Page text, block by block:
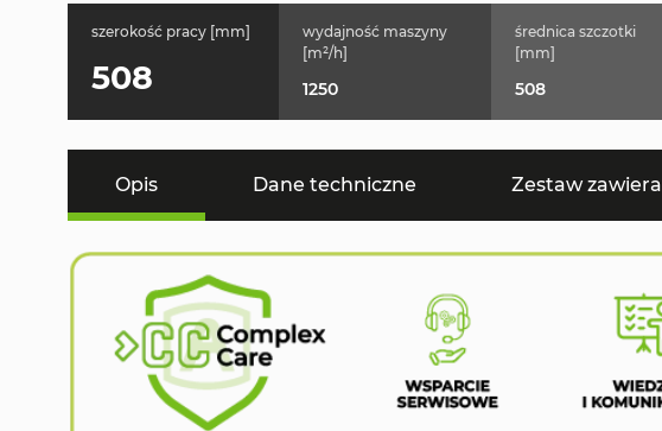
szerokość pracy [mm]
508
wydajność maszyny
[m²/h]
1250
średnica szczotki
[mm]
508
Opis Dane techniczne Zestaw zawiera